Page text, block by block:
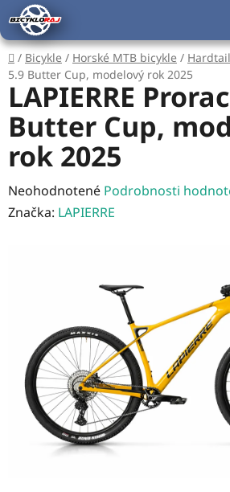
Prejsť
na
obsah
Domov
/ Bicykle / Horské MTB bicykle / Hardtail
5.9 Butter Cup, modelový rok 2025
LAPIERRE
Butter Cup,
rok 2025
Priemerné
hodnotenie
hviezdičiek.
Neohodnotené Podrobnosti
Značka: LAPIERRE